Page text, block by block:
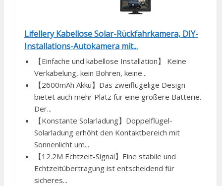
Lifellery Kabellose Solar-Rückfahrkamera, DIY-
Installations-Autokamera mit...
【Einfache und kabellose Installation】 Keine
Verkabelung, kein Bohren, keine...
【2600mAh Akku】Das zweiflügelige Design
bietet auch mehr Platz für eine größere Batterie.
Der...
【Konstante Solarladung】Doppelflügel-
Solarladung erhöht den Kontaktbereich mit
Sonnenlicht um...
【12.2M Echtzeit-Signal】Eine stabile und
Echtzeitübertragung ist entscheidend für
sicheres...